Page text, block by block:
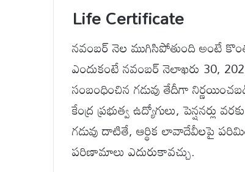
Life Certificate
నవంబర్ నెల ముగిసిపోతుంది అంటే
ఎందుకంటే నవంబర్ నెలాఖరు 30,
సంబంధించిన గడువు తేదీగా
కేంద్ర ప్రభుత్వ ఉద్యోగులు,
గడువు దాటితే, ఆర్థిక లావాదేవీలపై
పరిణామాలు ఎదురుకావచ్చు.